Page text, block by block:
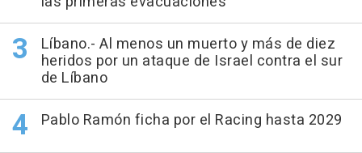
Líbano.- Al menos un muerto y más de diez
heridos por un ataque de Israel contra el sur
de Líbano
Pablo Ramón ficha por el Racing hasta 2029